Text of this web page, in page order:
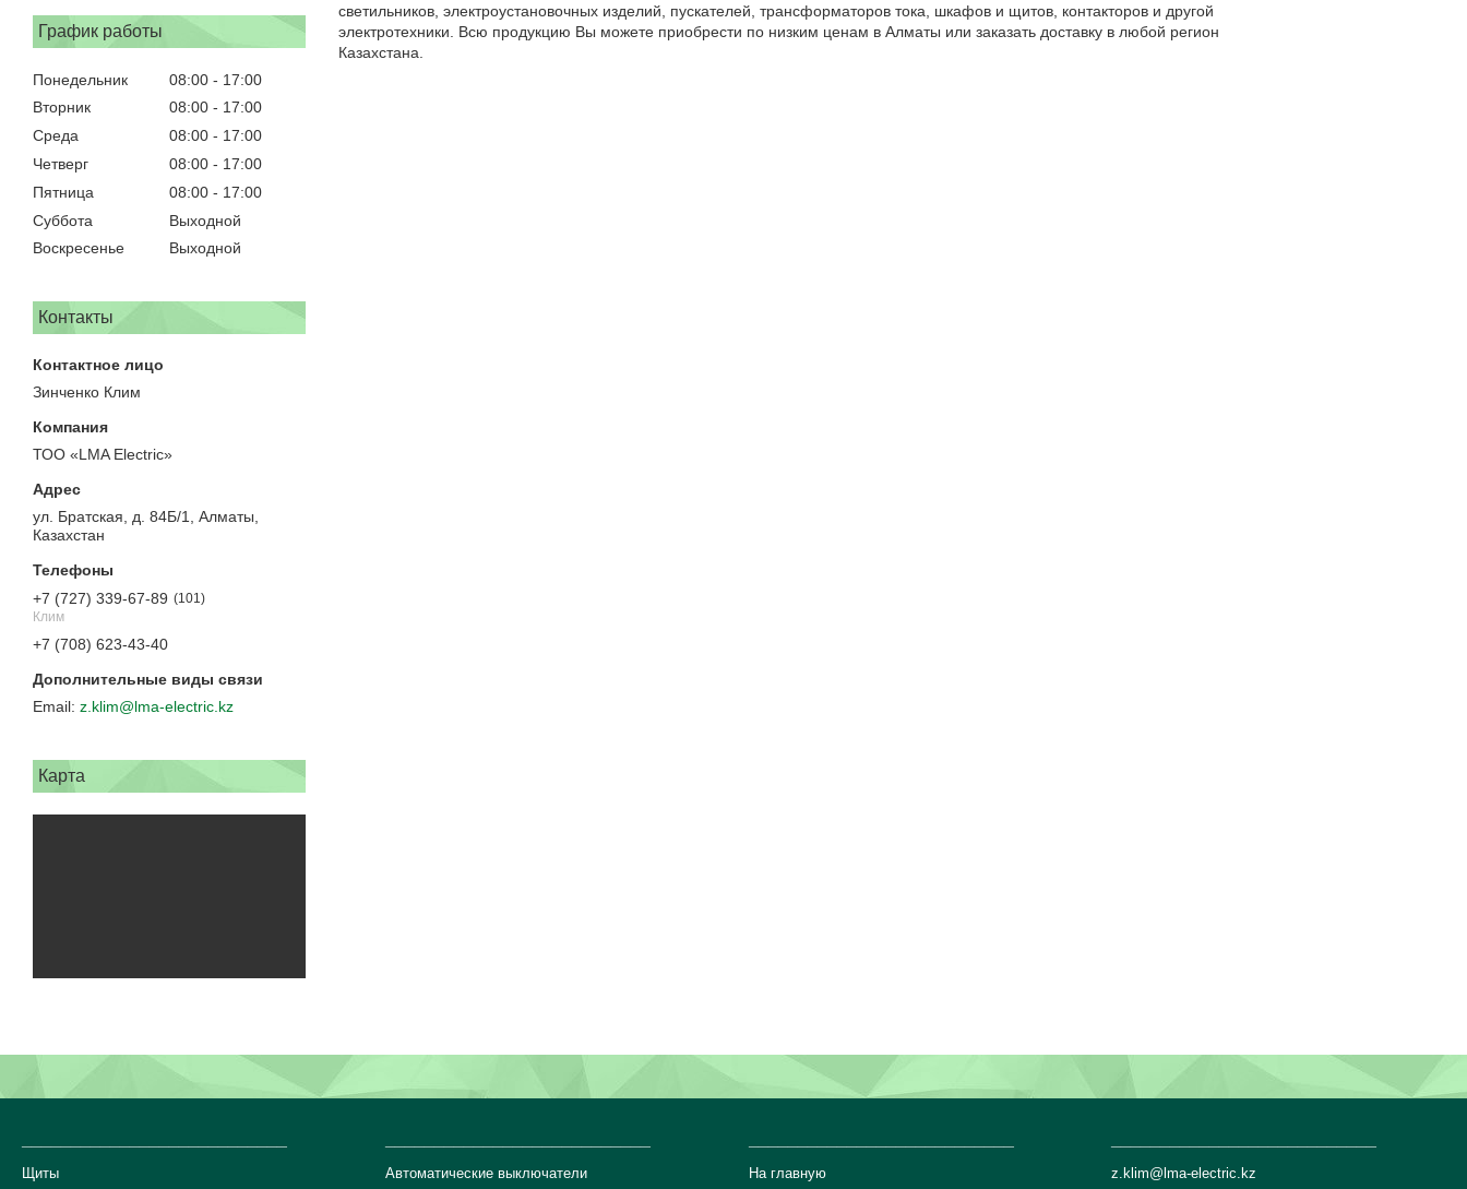
График работы
Понедельник 08:00
17:00
Вторник
08:00
17:00
Среда
08:00
17:00
Четверг
08:00
17:00
Пятница
08:00
17:00
Суббота
Выходной
Воскресенье
Выходной
Контакты
Зинченко Клим
ТОО «LMA Electric»
ул. Братская, д. 84Б/1, Алматы,
Казахстан
+7 (727) 339-67-89
101
Клим
+7 (708) 623-43-40
z.klim@lma-electric.kz
Карта
светильников, электроустановочных изделий, пускателей, трансформаторов тока, шкафов и щитов, контакторов и другой
электротехники. Всю продукцию Вы можете приобрести по низким ценам в Алматы или заказать доставку в любой регион
Казахстана.
Щиты
Автоматические выключатели
На главную
z.klim@lma-electric.kz